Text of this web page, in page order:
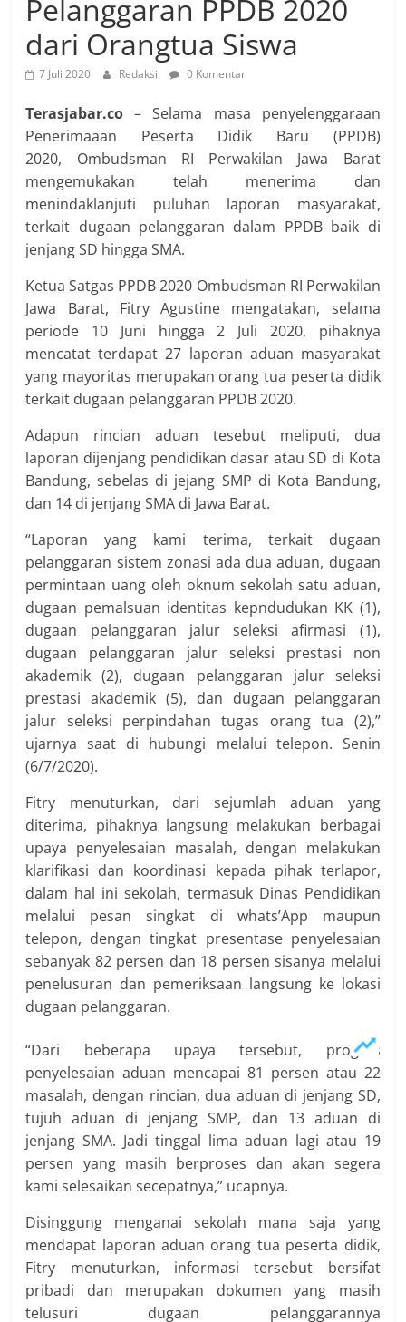
Pelanggaran PPDB 2020
dari Orangtua Siswa
7 Juli 2020 Redaksi 0 Komentar
Terasjabar.co – Selama masa penyelenggaraan
Penerimaaan Peserta Didik Baru (PPDB)
2020, Ombudsman RI Perwakilan Jawa Barat
mengemukakan telah menerima dan
menindaklanjuti puluhan laporan masyarakat,
terkait dugaan pelanggaran dalam PPDB baik di
jenjang SD hingga SMA.
Ketua Satgas PPDB 2020 Ombudsman RI Perwakilan
Jawa Barat, Fitry Agustine mengatakan, selama
periode 10 Juni hingga 2 Juli 2020, pihaknya
mencatat terdapat 27 laporan aduan masyarakat
yang mayoritas merupakan orang tua peserta didik
terkait dugaan pelanggaran PPDB 2020.
Adapun rincian aduan tesebut meliputi, dua
laporan dijenjang pendidikan dasar atau SD di Kota
Bandung, sebelas di jejang SMP di Kota Bandung,
dan 14 di jenjang SMA di Jawa Barat.
“Laporan yang kami terima, terkait dugaan
pelanggaran sistem zonasi ada dua aduan, dugaan
permintaan uang oleh oknum sekolah satu aduan,
dugaan pemalsuan identitas kepndudukan KK (1),
dugaan pelanggaran jalur seleksi afirmasi (1),
dugaan pelanggaran jalur seleksi prestasi non
akademik (2), dugaan pelanggaran jalur seleksi
prestasi akademik (5), dan dugaan pelanggaran
jalur seleksi perpindahan tugas orang tua (2),”
ujarnya saat di hubungi melalui telepon. Senin
(6/7/2020).
Fitry menuturkan, dari sejumlah aduan yang
diterima, pihaknya langsung melakukan berbagai
upaya penyelesaian masalah, dengan melakukan
klarifikasi dan koordinasi kepada pihak terlapor,
dalam hal ini sekolah, termasuk Dinas Pendidikan
melalui pesan singkat di whats’App maupun
telepon, dengan tingkat presentase penyelesaian
sebanyak 82 persen dan 18 persen sisanya melalui
penelusuran dan pemeriksaan langsung ke lokasi
dugaan pelanggaran.
“Dari beberapa upaya tersebut, progres
penyelesaian aduan mencapai 81 persen atau 22
masalah, dengan rincian, dua aduan di jenjang SD,
tujuh aduan di jenjang SMP, dan 13 aduan di
jenjang SMA. Jadi tinggal lima aduan lagi atau 19
persen yang masih berproses dan akan segera
kami selesaikan secepatnya,” ucapnya.
Disinggung menganai sekolah mana saja yang
mendapat laporan aduan orang tua peserta didik,
Fitry menuturkan, informasi tersebut bersifat
pribadi dan merupakan dokumen yang masih
telusuri dugaan pelanggarannya